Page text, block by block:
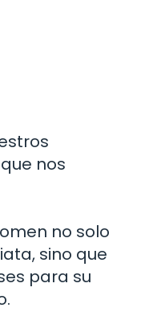
nos
no solo
sino que
para su